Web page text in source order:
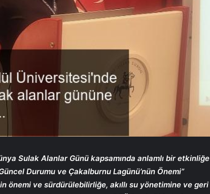
Sulak Alanlar Günü kapsamında anlamlı bir etkinliğe
Durumu ve Çakalburnu Lagünü’nün Önemi”
önemi ve sürdürülebilirliğe, akıllı su yönetimine ve geri